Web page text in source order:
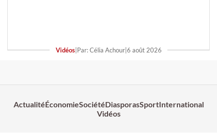
Vidéos| Par: Célia Achour| 6 août 2026
ActualitéÉconomieSociétéDiasporasSportInternational
Vidéos